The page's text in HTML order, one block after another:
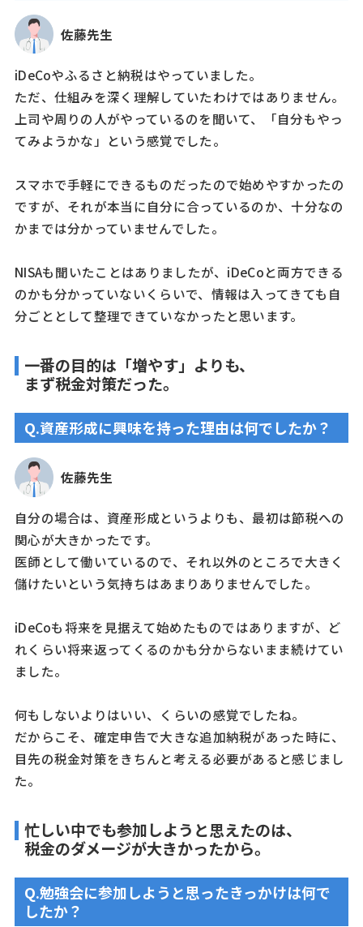
佐藤先生
iDeCoやふるさと納税はやっていました。
ただ、仕組みを深く理解していたわけではありません。
上司や周りの人がやっているのを聞いて、「自分もやっ
てみようかな」という感覚でした。
スマホで手軽にできるものだったので始めやすかったの
ですが、それが本当に自分に合っているのか、十分なの
かまでは分かっていませんでした。
NISAも聞いたことはありましたが、iDeCoと両方できる
のかも分かっていないくらいで、情報は入ってきても自
分ごととして整理できていなかったと思います。
一番の目的は「増やす」よりも、
まず税金対策だった。
Q.資産形成に興味を持った理由は何でしたか？
佐藤先生
自分の場合は、資産形成というよりも、最初は節税への
関心が大きかったです。
医師として働いているので、それ以外のところで大きく
儲けたいという気持ちはあまりありませんでした。
iDeCoも将来を見据えて始めたものではありますが、ど
れくらい将来返ってくるのかも分からないまま続けてい
ました。
何もしないよりはいい、くらいの感覚でしたね。
だからこそ、確定申告で大きな追加納税があった時に、
目先の税金対策をきちんと考える必要があると感じまし
た。
忙しい中でも参加しようと思えたのは、
税金のダメージが大きかったから。
Q.勉強会に参加しようと思ったきっかけは何で
したか？